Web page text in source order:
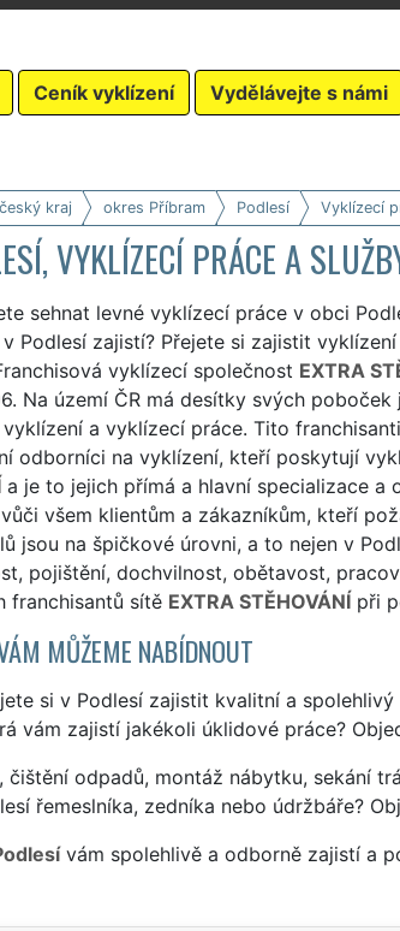
Ceník vyklízení Vydělávejte s námi
kraj okres Příbram Podlesí Vyklízecí
VYKLÍZECÍ PRÁCE A
sehnat levné vyklízecí práce v obci
Podlesí zajistí? Přejete si zajistit
vyklízecí společnost EXTRA
Na území ČR má desítky svých
a vyklízecí práce. Tito
odborníci na vyklízení, kteří poskytují
a je to jejich přímá a hlavní specializace a
všem klientům a zákazníkům, kteří
jsou na špičkové úrovni, a to nejen v
pojištění, dochvilnost, obětavost,
franchisantů sítě EXTRA STĚHOVÁNÍpři
MŮŽEME NABÍDNOUT
si v Podlesí zajistit kvalitní a
vám zajistí jakékoli úklidové práce?
čištění odpadů, montáž nábytku, sekání
řemeslníka, zedníka nebo údržbáře?
vám spolehlivě a odborně zajistí a